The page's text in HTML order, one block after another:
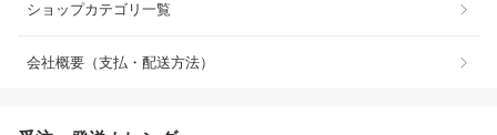
ショップカテゴリ一覧
会社概要（支払・配送方法）